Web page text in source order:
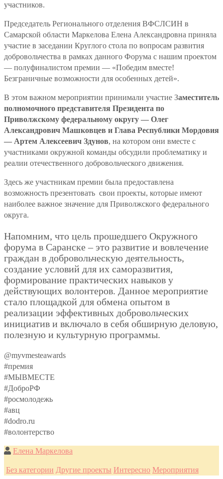
участников.
Председатель Регионального отделения ВФСЛСИН в
Самарской области Маркелова Елена Александровна приняла
участие в заседании Круглого стола по вопросам развития
добровольчества в рамках данного Форума с нашим проектом
— полуфиналистом премии — «Победим вместе!
Безграничные возможности для особенных детей».
В этом важном мероприятии принимали участие Заместитель
полномочного представителя Президента по
Приволжскому федеральному округу — Олег
Александрович Машковцев и Глава Республики Мордовия
— Артем Алексеевич Здунов, на котором они вместе с
участниками окружной команды обсудили проблематику и
реалии отечественного добровольческого движения.
Здесь же участникам премии была предоставлена
возможность презентовать свои проекты, которые имеют
наиболее важное значение для Приволжского федерального
округа.
Напомним, что цель прошедшего Окружного
форума в Саранске – это развитие и вовлечение
граждан в добровольческую деятельность,
создание условий для их саморазвития,
формирование практических навыков у
действующих волонтеров. Данное мероприятие
стало площадкой для обмена опытом в
реализации эффективных добровольческих
инициатив и включало в себя обширную деловую,
полезную и культурную программы.
@myvmesteawards
#премия
#МЫВМЕСТЕ
#ДоброРФ
#росмолодежь
#авц
#dodro.ru
#волонтерство
Елена Маркелова
Без категории Другие проекты Интересно Мероприятия